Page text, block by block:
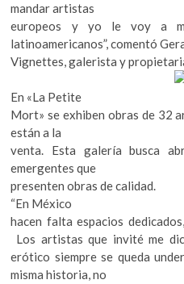
mandar artistas
europeos y yo le voy a
latinoamericanos”, comentó
Vignettes, galerista y
En «La Petite
Mort» se exhiben obras de 32
están a la
venta. Esta galería busca
emergentes que
presenten obras de calidad.
“En México
hacen falta espacios
Los artistas que invité me
erótico siempre se queda
misma historia, no